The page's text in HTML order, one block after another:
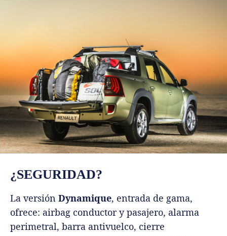
¿SEGURIDAD?
La versión Dynamique, entrada de gama,
ofrece: airbag conductor y pasajero, alarma
perimetral, barra antivuelco, cierre